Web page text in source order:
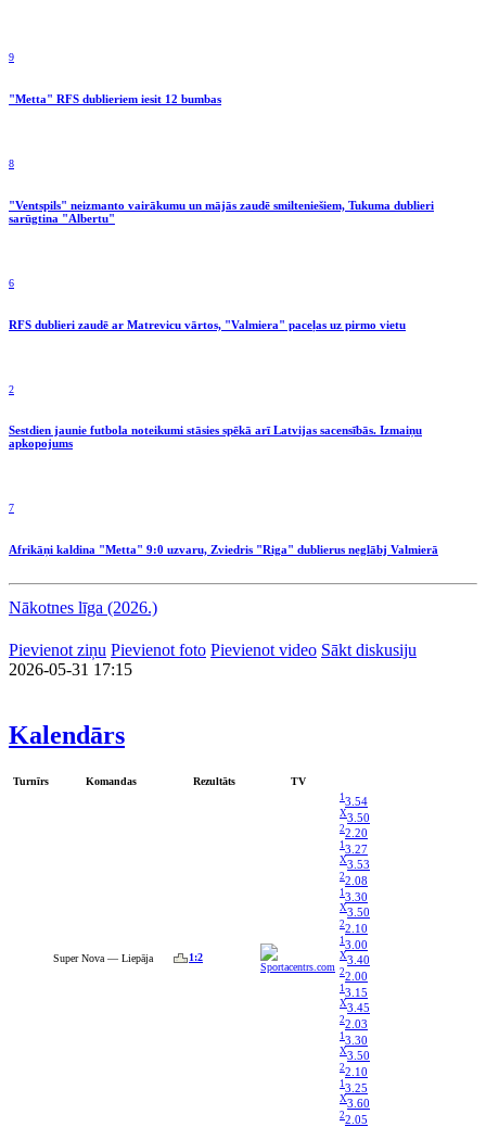
9
"Metta" RFS dublieriem iesit 12 bumbas
8
"Ventspils" neizmanto vairākumu un mājās zaudē smilteniešiem, Tukuma dublieri
sarūgtina "Albertu"
6
RFS dublieri zaudē ar Matrevicu vārtos, "Valmiera" paceļas uz pirmo vietu
2
Sestdien jaunie futbola noteikumi stāsies spēkā arī Latvijas sacensībās. Izmaiņu
apkopojums
7
Afrikāņi kaldina "Metta" 9:0 uzvaru, Zviedris "Riga" dublierus neglābj Valmierā
Nākotnes līga (2026.)
Pievienot ziņu Pievienot foto Pievienot video Sākt diskusiju
2026-05-31 17:15
Kalendārs
Turnīrs Komandas Rezultāts TV
Super Nova — Liepāja 1:2
13.54
X3.50
22.20
13.27
X3.53
22.08
13.30
X3.50
22.10
13.00
X3.40
22.00
13.15
X3.45
22.03
13.30
X3.50
22.10
13.25
X3.60
22.05